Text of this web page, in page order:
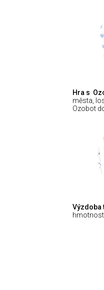
Hra s
města,
Ozobot
Výzdoba